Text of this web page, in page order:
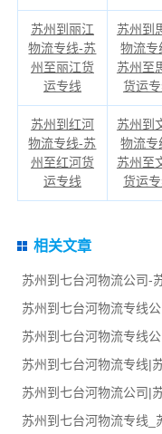
苏州到丽江
物流专线-苏
州至丽江货
运专线
苏州到
物流专
苏州至
货运
苏州到红河
物流专线-苏
州至红河货
运专线
苏州到
物流专
苏州至
货运
相关文章
苏州到七台河物流专线
苏州到七台河物流专线
苏州到七台河物流专线_